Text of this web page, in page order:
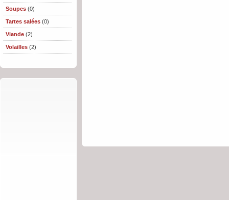
Soupes (0)
Tartes salées (0)
Viande (2)
Volailles (2)